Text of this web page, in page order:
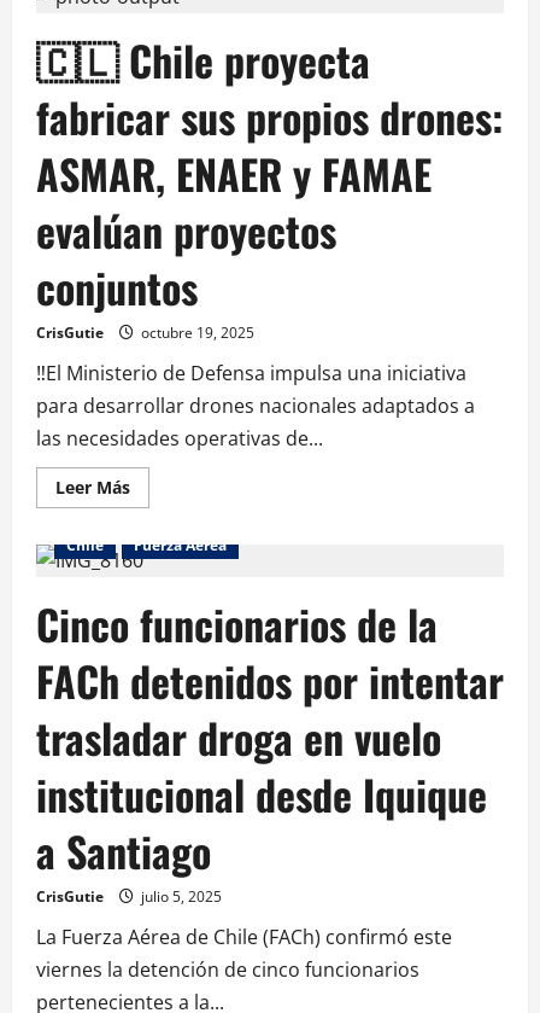
🇨🇱 Chile proyecta
fabricar sus propios drones:
ASMAR, ENAER y FAMAE
evalúan proyectos
conjuntos
CrisGutie octubre 19, 2025
‼️El Ministerio de Defensa impulsa una iniciativa
para desarrollar drones nacionales adaptados a
las necesidades operativas de...
Leer Más
Chile Fuerza Aérea
Cinco funcionarios de la
FACh detenidos por intentar
trasladar droga en vuelo
institucional desde Iquique
a Santiago
CrisGutie julio 5, 2025
La Fuerza Aérea de Chile (FACh) confirmó este
viernes la detención de cinco funcionarios
pertenecientes a la...